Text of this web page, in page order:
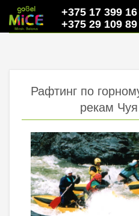
+375 17 399
+375 29 109
Рафтинг по
рекам